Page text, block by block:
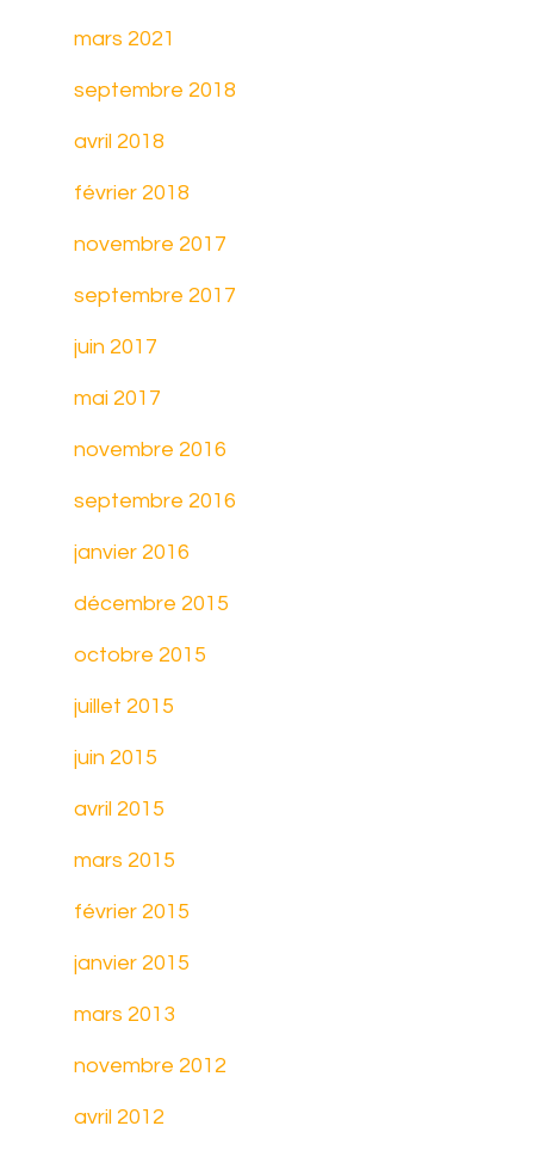
mars 2021
septembre 2018
avril 2018
février 2018
novembre 2017
septembre 2017
juin 2017
mai 2017
novembre 2016
septembre 2016
janvier 2016
décembre 2015
octobre 2015
juillet 2015
juin 2015
avril 2015
mars 2015
février 2015
janvier 2015
mars 2013
novembre 2012
avril 2012